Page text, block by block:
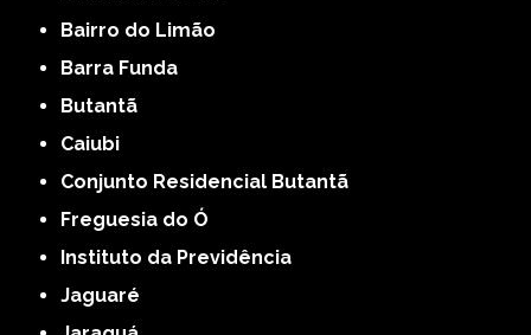
Bairro do Limão
Barra Funda
Butantã
Caiubi
Conjunto Residencial Butantã
Freguesia do Ó
Instituto da Previdência
Jaguaré